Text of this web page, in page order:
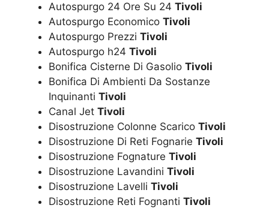
Autospurgo 24 Ore Su 24 Tivoli
Autospurgo Economico Tivoli
Autospurgo Prezzi Tivoli
Autospurgo h24 Tivoli
Bonifica Cisterne Di Gasolio Tivoli
Bonifica Di Ambienti Da Sostanze
Inquinanti Tivoli
Canal Jet Tivoli
Disostruzione Colonne Scarico Tivoli
Disostruzione Di Reti Fognarie Tivoli
Disostruzione Fognature Tivoli
Disostruzione Lavandini Tivoli
Disostruzione Lavelli Tivoli
Disostruzione Reti Fognanti Tivoli